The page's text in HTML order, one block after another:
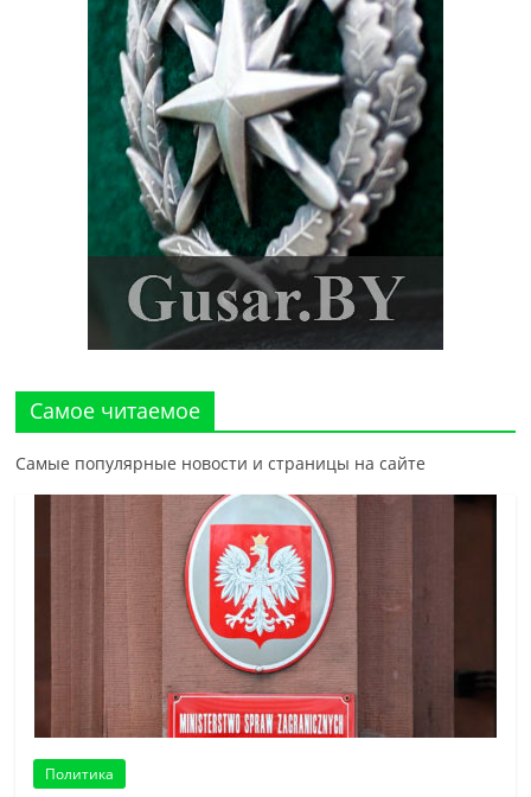
Самое читаемое
Самые популярные новости и страницы на сайте
Политика